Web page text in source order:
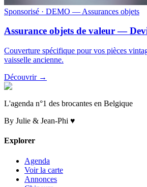
Sponsorisé · DEMO — Assurances objets
Assurance objets de valeur —
Couverture spécifique pour vos pièces
vaisselle ancienne.
Découvrir →
L'agenda n°1 des brocantes en Belgique
By Julie & Jean-Phi ♥
Explorer
Agenda
Voir la carte
Annonces